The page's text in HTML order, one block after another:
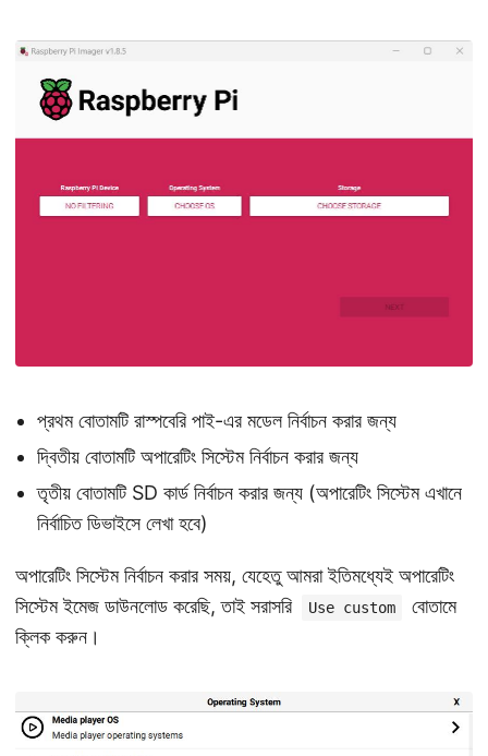
প্রথম বোতামটি রাস্পবেরি পাই-এর মডেল নির্বাচন করার জন্য
দ্বিতীয় বোতামটি অপারেটিং সিস্টেম নির্বাচন করার জন্য
তৃতীয় বোতামটি SD কার্ড নির্বাচন করার জন্য (অপারেটিং সিস্টেম এখানে
নির্বাচিত ডিভাইসে লেখা হবে)
অপারেটিং সিস্টেম নির্বাচন করার সময়, যেহেতু আমরা ইতিমধ্যেই অপারেটিং
সিস্টেম ইমেজ ডাউনলোড করেছি, তাই সরাসরি
Use custom
বোতামে
ক্লিক করুন।